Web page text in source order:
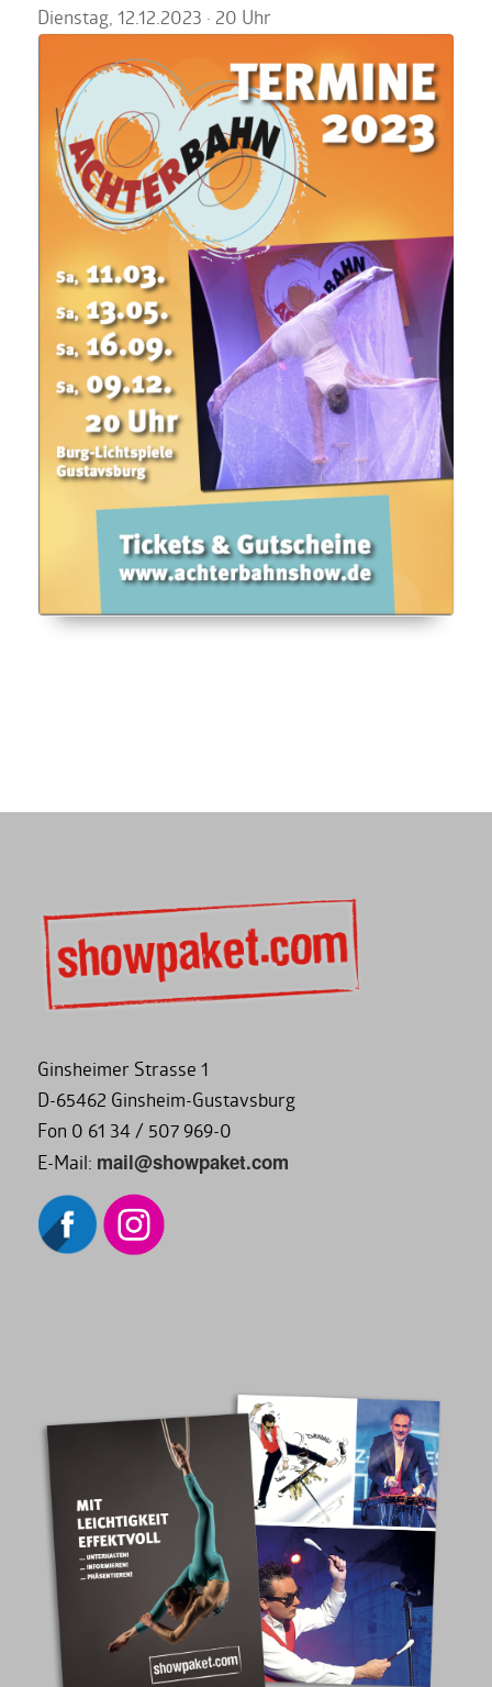
Dienstag, 12.12.2023 · 20 Uhr
Ginsheimer Strasse 1
D-65462 Ginsheim-Gustavsburg
Fon 0 61 34 / 507 969-0
E-Mail: mail@showpaket.com